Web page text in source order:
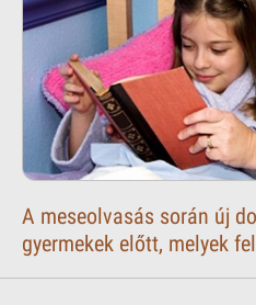
A meseolvasás során új
gyermekek előtt, melyek